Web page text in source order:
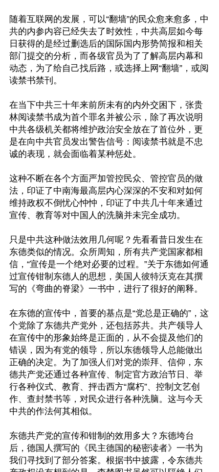
随着互联网的发展，可以“翻墙”的民众愈来愈多，中
共的内参内容已经失去了时效性，中共高层如今每
日获得的是经过删选后的国际国内形势简报和相关
部门提交的分析，而各级官员为了了解高层内幕和
动态，为了给自己找后路，或选择上网“翻墙”，或阅
读禁书禁刊。
在当下中共三十年来前所未有的内外交困下，张贵
林阅读禁书成为首个罪名并被公示，除了再次说明
中共各级机关都将维护政治安全放在了首位外，更
是在向中共官员发出警告信号：阅读禁书就是不忠
诚的表现，就会面临着某种惩处。
这种不断在各个方面严加管控民众、管控官员的做
法，印证了中南海最高层内心深深的不安和对如何
维持政权不倒忧心忡忡，印证了中共几十年来通过
宣传、教育等对中国人的洗脑并未完全成功。
只是中共这种做法效用几何呢？先看看昔日发生在
东德类似的情况。众所周知，所有共产党国家都相
信，“宣传是一个绝对必要的过程。”关于东德如何通
过宣传钳制东德人的思想，美国人彼特沃克在其撰
写的《弯曲的脊梁》一书中，进行了很好的阐释。
在东德的宣传中，首要的基点是“党总是正确的”，这
个党除了东德共产党外，还包括苏共。共产领导人
在宣传中的形象始终是正面的，从不会提及他们的
错误，因为有党的领导，所以东德领导人总能做出
正确的决定。为了加强人们对党的崇拜、信仰，东
德共产党还通过各种宣传、制定官方政治节日、举
行各种仪式、教育、抨击西方“腐朽”、控制文艺创
作、查封禁书等，对民众进行各种洗脑。这与今天
中共的作法何其相似。
东德共产党的宣传和钳制的效用多大？东德垮台
后，德国人撰写的《民主德国的秘密读者》一书为
我们寻找到了部分答案。根据书中披露，令东德共